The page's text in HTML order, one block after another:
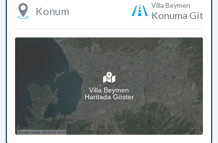
Konum Villa Beymen
Konuma Git
Villa Beymen
Haritada Göster